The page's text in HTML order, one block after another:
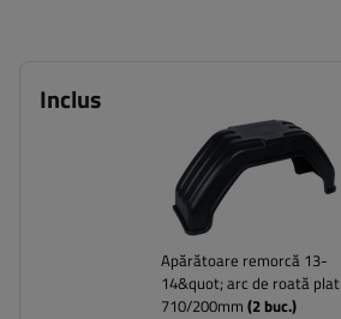
Inclus
Apărătoare remorcă 13-
14&quot; arc de roată plat
710/200mm (2buc.)